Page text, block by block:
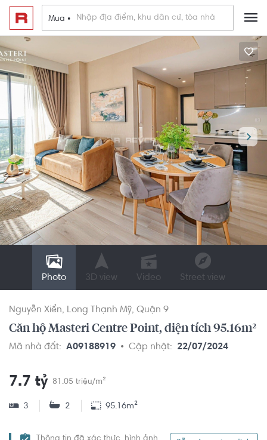
Mua •
Photo 3D view Video Street view
Nguyễn Xiển Long Thạnh Mỹ Quận 9
Căn hộ Masteri Centre Point, diện tích 95.16m²
Mã nhà đất: A09188919 Cập nhật: 22/07/2024
7.7 tỷ 81.05 triệu/m²
3 2 95.16m²